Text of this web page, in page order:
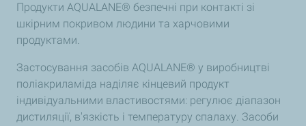
Продукти AQUALANE® безпечні при контакті зі
шкірним покривом людини та харчовими
продуктами.
Застосування засобів AQUALANE® у виробництві
поліакриламіда наділяє кінцевий продукт
індивідуальними властивостями: регулює діапазон
дистиляції, в'язкість і температуру спалаху. Засоби